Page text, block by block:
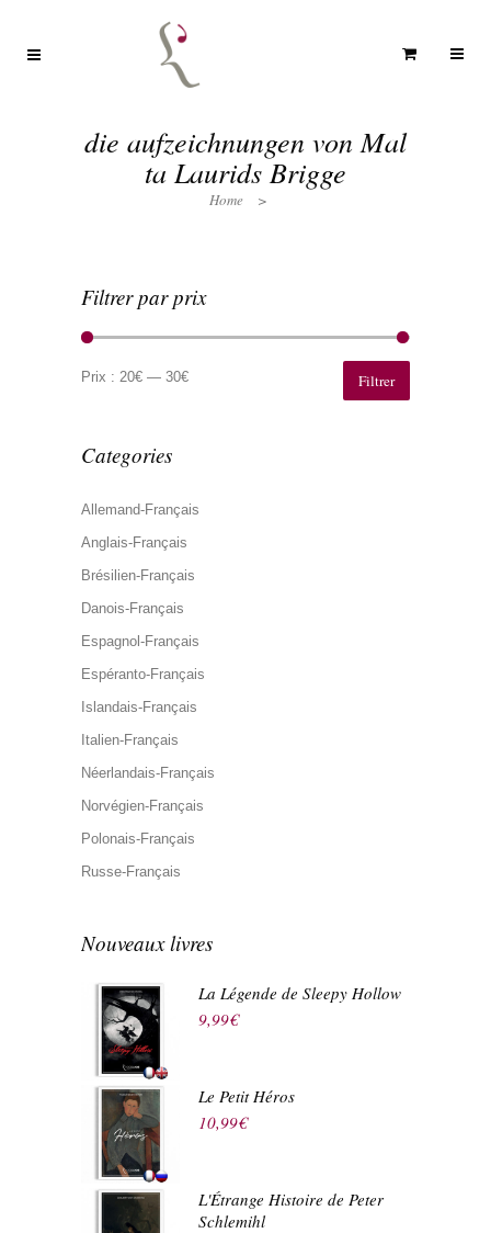
die aufzeichnungen von Mal
ta Laurids Brigge
Home >
Filtrer par prix
min
max
Filtrer
Prix : 20€ — 30€
Categories
Allemand-Français
Anglais-Français
Brésilien-Français
Danois-Français
Espagnol-Français
Espéranto-Français
Islandais-Français
Italien-Français
Néerlandais-Français
Norvégien-Français
Polonais-Français
Russe-Français
Nouveaux livres
La Légende de Sleepy Hollow
9,99€
Le Petit Héros
10,99€
L'Étrange Histoire de Peter
Schlemihl